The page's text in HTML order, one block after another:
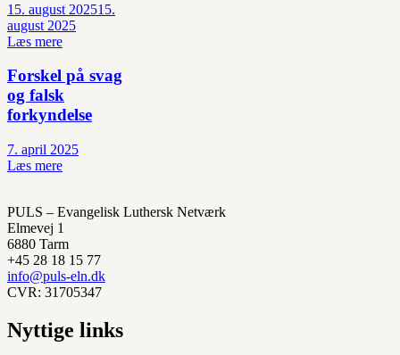
15. august 202515.
august 2025
Læs mere
Forskel på svag
og falsk
forkyndelse
7. april 2025
Læs mere
PULS – Evangelisk Luthersk Netværk
Elmevej 1
6880 Tarm
+45 28 18 15 77
info@puls-eln.dk
CVR: 31705347
Nyttige links